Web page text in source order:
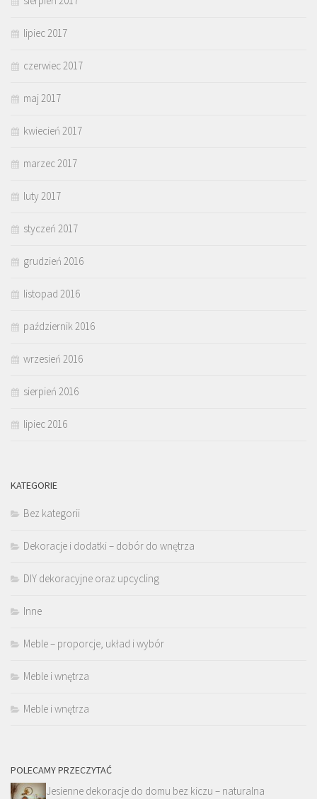
lipiec 2017
czerwiec 2017
maj 2017
kwiecień 2017
marzec 2017
luty 2017
styczeń 2017
grudzień 2016
listopad 2016
październik 2016
wrzesień 2016
sierpień 2016
lipiec 2016
KATEGORIE
Bez kategorii
Dekoracje i dodatki – dobór do wnętrza
DIY dekoracyjne oraz upcycling
Inne
Meble – proporcje, układ i wybór
Meble i wnętrza
Meble i wnętrza
POLECAMY PRZECZYTAĆ
Jesienne dekoracje do domu bez kiczu – naturalna